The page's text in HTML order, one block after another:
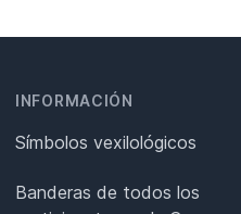
INFORMACIÓN
Símbolos vexilológicos
Banderas de todos los